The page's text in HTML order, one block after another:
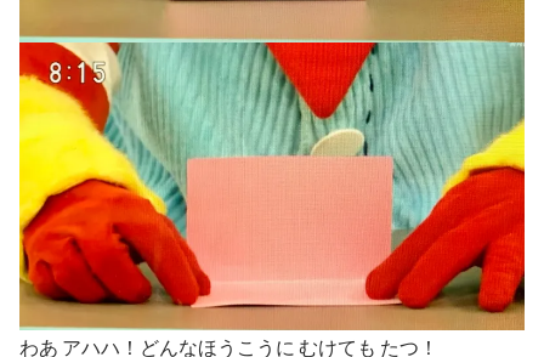
わあ アハハ！どんなほうこうに むけても たつ！